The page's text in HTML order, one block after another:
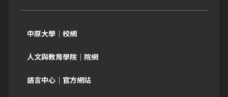
中原大學｜校網
人文與教育學院｜院網
語言中心｜官方網站